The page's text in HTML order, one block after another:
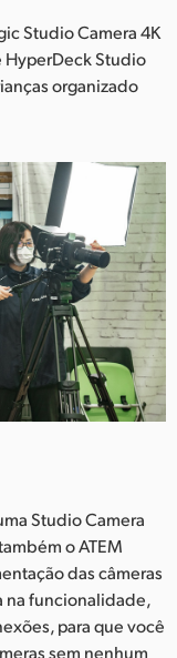
Studio Camera 4K
HyperDeck Studio
organizado
Studio Camera
o ATEM
das câmeras
na funcionalidade,
para que você
sem nenhum